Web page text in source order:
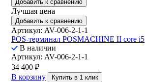
Добавить к сравнению
Лучшая цена
Добавить к сравнению
Артикул: AV-006-2-1-1
POS-терминал POSMACHINE II core i5
В наличии
Артикул: AV-006-2-1-1
34 400 ₽
В корзину
Купить в 1 клик